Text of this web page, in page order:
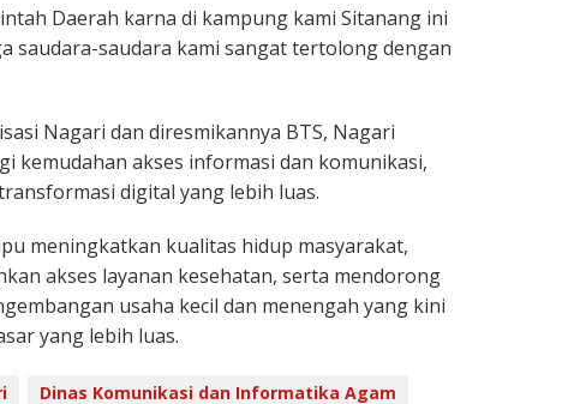
Daerah karna di kampung kami Sitanang ini
saudara-saudara kami sangat tertolong dengan
Nagari dan diresmikannya BTS, Nagari
kemudahan akses informasi dan komunikasi,
digital yang lebih luas.
meningkatkan kualitas hidup masyarakat,
akses layanan kesehatan, serta mendorong
usaha kecil dan menengah yang kini
yang lebih luas.
Dinas Komunikasi dan Informatika Agam